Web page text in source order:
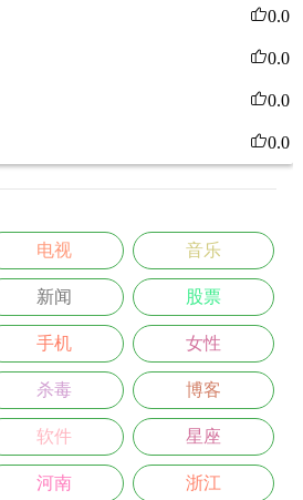
0.0
0.0
0.0
0.0
电视 音乐
新闻 股票
手机 女性
杀毒 博客
软件 星座
河南 浙江